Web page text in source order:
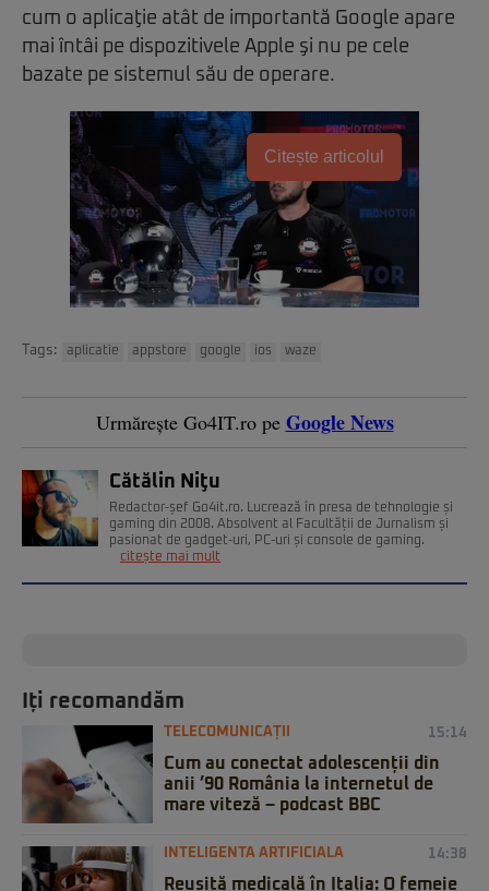
cum o aplicaţie atât de importantă Google apare
mai întâi pe dispozitivele Apple şi nu pe cele
bazate pe sistemul său de operare.
Citește articolul
Tags: aplicatie appstore google ios waze
Urmărește Go4IT.ro pe Google News
Cătălin Niţu
Redactor-șef Go4it.ro. Lucrează în presa de tehnologie și
gaming din 2008. Absolvent al Facultății de Jurnalism și
pasionat de gadget-uri, PC-uri și console de gaming.
citește mai mult
Iți recomandăm
TELECOMUNICAȚII 15:14
Cum au conectat adolescenții din
anii ’90 România la internetul de
mare viteză – podcast BBC
INTELIGENTA ARTIFICIALA 14:38
Reușită medicală în Italia: O femeie